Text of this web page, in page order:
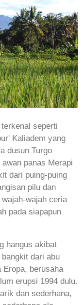
seperti
Kaliadem yang
dusun Turgo
panas Merapi
dari puing-puing
pilu dan
wajah ceria
pada siapapun
hangus akibat
dari abu
Eropa, berusaha
erupsi 1994 dulu.
dan sederhana,